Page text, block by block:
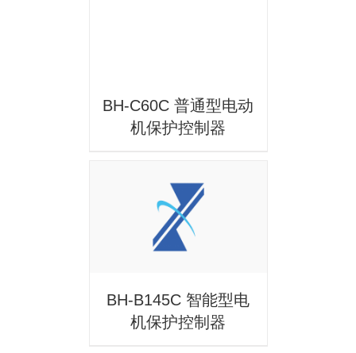
BH-C60C 普通型电动
机保护控制器
详情
BH-B145C 智能型电
机保护控制器